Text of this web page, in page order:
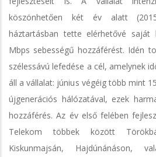
köszönhetően két év alatt
háztartásban tette elérhetővé saját
Mbps sebességű hozzáférést. Idén
szélessávú lefedése a cél, amelynek
áll a vállalat: június végéig több mint
újgenerációs hálózatával, ezek
hozzáférés. Az év első felében
Telekom többek között
Kiskunmajsán, Hajdúnánáson,